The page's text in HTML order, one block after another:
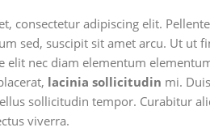
consectetur adipiscing elit.
sed, suscipit sit amet arcu. Ut ut
elit nec diam elementum
lacinia sollicitudin mi.
sollicitudin tempor. Curabitur
viverra.